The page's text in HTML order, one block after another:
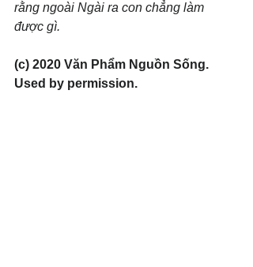
rằng ngoài Ngài ra con chẳng làm
được gì.
(c) 2020 Văn Phẩm Nguồn Sống.
Used by permission.